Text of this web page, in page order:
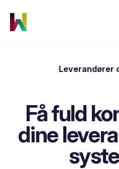
Leverandører
Få fuld
dine